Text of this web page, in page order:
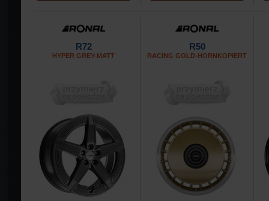
R72
HYPER GREY-MATT
R50
RACING GOLD-HORNKOPIERT